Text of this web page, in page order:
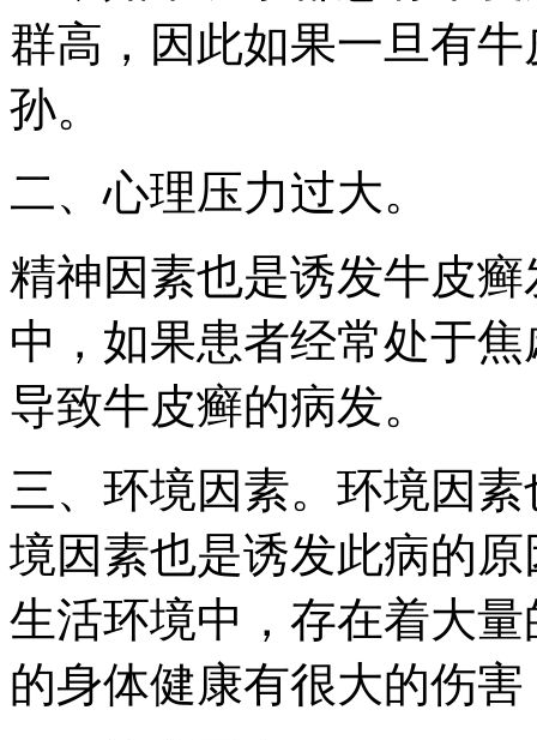
群高，因此如果一旦有
孙。
二、心理压力过大。
精神因素也是诱发牛皮
中，如果患者经常处于
导致牛皮癣的病发。
三、环境因素。环境因
境因素也是诱发此病的
生活环境中，存在着大
的身体健康有很大的伤